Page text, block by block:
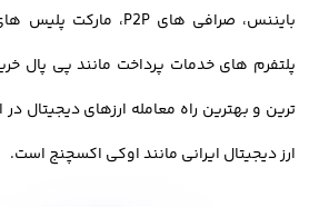
وجود دارد. در این صورت امن ترین روش معامله
استفاده از خدمات صرافی های ایرانی است
خرید ارز دیجیتال
پلتفرم های خدمات پرداخت مانند پی پال
ترین و بهترین راه معامله ارزهای دیجیتال
ارز دیجیتال ایرانی مانند اوکی اکسچنج است.